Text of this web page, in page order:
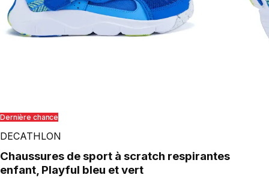
Dernière chance
DECATHLON
Chaussures de sport à scratch respirantes
enfant, Playful bleu et vert